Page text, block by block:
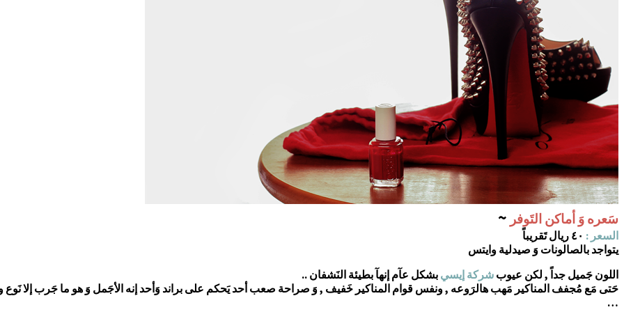
سَعره وَ أماكن التَوفر ~
السعر :
يتواجد بالصالونات وَ صيدلية وايتس
اللون جَميل جداً , لكن عيوب شركة إيسي بشكل عآم إنهآ بطيئة النَشفان ..
حَتى مَع مُجفف المناكير مَهب هالرَوعه , ونفس قوام المناكير خَفيف , وَ صراحة صعب أحد يَحكم على براند وَأحد إنه الأجَمل وَ هو ما جَرب إلا نَوع
…